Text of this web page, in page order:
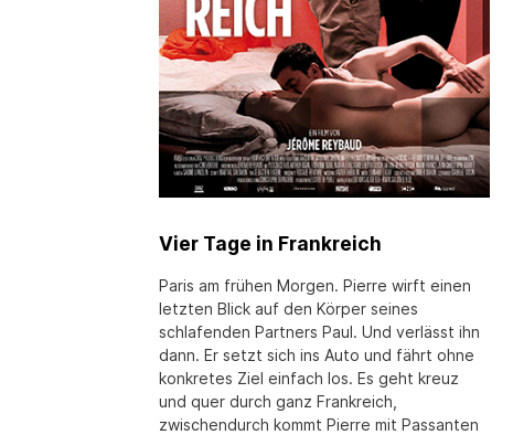
Vier Tage in Frankreich
Paris am frühen Morgen. Pierre wirft einen
letzten Blick auf den Körper seines
schlafenden Partners Paul. Und verlässt ihn
dann. Er setzt sich ins Auto und fährt ohne
konkretes Ziel einfach los. Es geht kreuz
und quer durch ganz Frankreich,
zwischendurch kommt Pierre mit Passanten